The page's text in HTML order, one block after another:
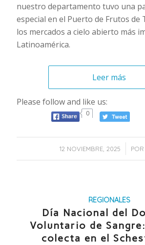
nuestro departamento tuvo una
especial en el Puerto de Frutos de
los mercados a cielo abierto más
Latinoamérica.
Leer más
Please follow and like us:
0
12 NOVIEMBRE, 2025
/
REGIONALES
Día Nacional del
Voluntario de
colecta en el